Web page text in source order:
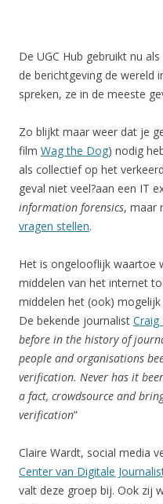
De UGC Hub gebruikt nu
de berichtgeving de wereld
spreken, ze in de meeste
Zo blijkt maar weer dat je
film Wag the Dog) nodig
als collectief op het
geval niet veel?aan een IT
information forensics, maar
vragen stellen.
Het is ongelooflijk waartoe
middelen van het internet
middelen het (ook)
De bekende journalist Craig
before in the history of
people and organisations
verification. Never has it
a fact, crowdsource and
verification”
Claire Wardt, social media
Center van Digitale
valt deze groep bij. Ook zij